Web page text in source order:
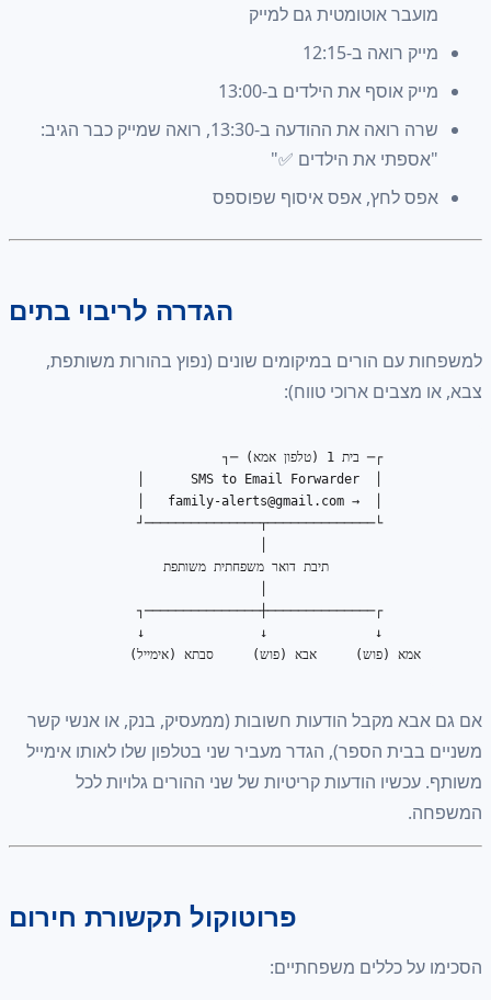
מועבר אוטומטית גם למייק
מייק רואה ב-12:15
מייק אוסף את הילדים ב-13:00
שרה רואה את ההודעה ב-13:30, רואה שמייק כבר הגיב:
"אספתי את הילדים ✅"
אפס לחץ, אפס איסוף שפוספס
הגדרה לריבוי בתים
למשפחות עם הורים במיקומים שונים (נפוץ בהורות משותפת,
צבא, או מצבים ארוכי טווח):
             │  →
family-alerts@gmail.com
אם גם אבא מקבל הודעות חשובות (ממעסיק, בנק, או אנשי קשר
משניים בבית הספר), הגדר מעביר שני בטלפון שלו לאותו אימייל
משותף. עכשיו הודעות קריטיות של שני ההורים גלויות לכל
המשפחה.
פרוטוקול תקשורת חירום
הסכימו על כללים משפחתיים: